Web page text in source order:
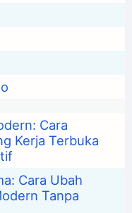
Cara
Kerja Terbuka
Cara Ubah
Tanpa